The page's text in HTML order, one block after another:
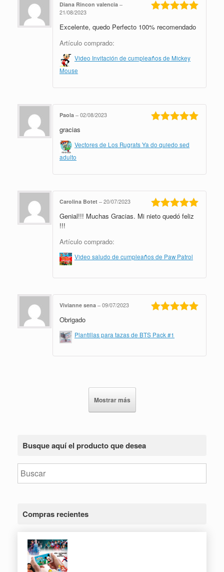
5 de 5
Diana Rincon valencia –
21/08/2023
Excelente, quedo Perfecto 100% recomendado
Artículo comprado:
Video Invitación de cumpleaños de Mickey
Mouse
Paola – 02/08/2023
gracias
Vectores de Los Rugrats Ya do quiedo sed
adulto
Valorado en
Carolina Botet – 20/07/2023
Genial!!! Muchas Gracias. Mi nieto quedó feliz
!!!
Artículo comprado:
Video saludo de cumpleaños de Paw Patrol
Vivianne sena – 09/07/2023
Obrigado
Plantillas para tazas de BTS Pack #1
Mostrar más
Busque aquí el producto que desea
Compras recientes